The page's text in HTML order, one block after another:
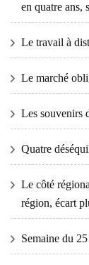
en quatre ans,
Le travail à
Le marché
Les souvenirs
Quatre
Le côté
région, écart
Semaine du